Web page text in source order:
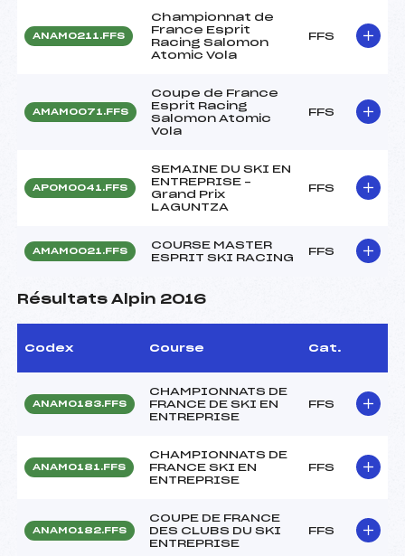
ANAM0211.FFS
Championnat de
France Esprit
Racing Salomon
Atomic Vola
FFS
AMAM0071.FFS
Coupe de France
Esprit Racing
Salomon Atomic
Vola
FFS
APOM0041.FFS
SEMAINE DU SKI EN
ENTREPRISE –
Grand Prix
LAGUNTZA
FFS
AMAM0021.FFS
COURSE MASTER
ESPRIT SKI RACING
FFS
Résultats Alpin 2016
Codex Course Cat.
ANAM0183.FFS
CHAMPIONNATS DE
FRANCE DE SKI EN
ENTREPRISE
FFS
ANAM0181.FFS
CHAMPIONNATS DE
FRANCE SKI EN
ENTREPRISE
FFS
ANAM0182.FFS
COUPE DE FRANCE
DES CLUBS DU SKI
ENTREPRISE
FFS